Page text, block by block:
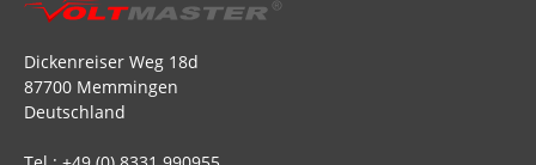
Dickenreiser Weg 18d
87700 Memmingen
Deutschland